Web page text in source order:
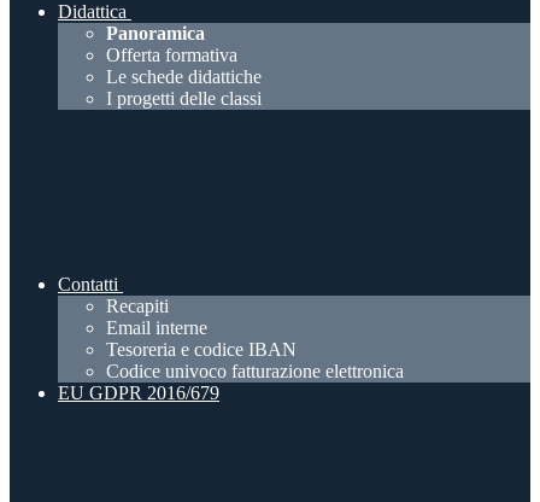
Didattica
Panoramica
Offerta formativa
Le schede didattiche
I progetti delle classi
Contatti
Recapiti
Email interne
Tesoreria e codice IBAN
Codice univoco fatturazione elettronica
EU GDPR 2016/679